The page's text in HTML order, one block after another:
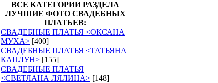
ВСЕ КАТЕГОРИИ РАЗДЕЛА
ЛУЧШИЕ ФОТО СВАДЕБНЫХ
ПЛАТЬЕВ:
СВАДЕБНЫЕ ПЛАТЬЯ <ОКСАНА
МУХА> [400]
СВАДЕБНЫЕ ПЛАТЬЯ <ТАТЬЯНА
КАПЛУН> [155]
СВАДЕБНЫЕ ПЛАТЬЯ
<СВЕТЛАНА ЛЯЛИНА> [148]